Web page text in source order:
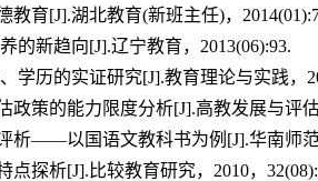
育[J].湖北教育(新班主任)，
的新趋向[J].辽宁教育，2013(06):93.
学历的实证研究[J].教育理论与实践，
策的能力限度分析[J].高教发展与评估
析——以国语文教科书为例[J].华南师范
探析[J].比较教育研究，2010，